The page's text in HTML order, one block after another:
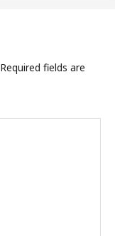
Required fields are